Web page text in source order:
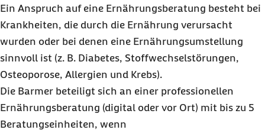
Ein Anspruch auf eine Ernährungsberatung besteht bei
Krankheiten, die durch die Ernährung verursacht
wurden oder bei denen eine Ernährungsumstellung
sinnvoll ist (z. B. Diabetes, Stoffwechselstörungen,
Osteoporose, Allergien und Krebs).
Die Barmer beteiligt sich an einer professionellen
Ernährungsberatung (digital oder vor Ort) mit bis zu 5
Beratungseinheiten, wenn